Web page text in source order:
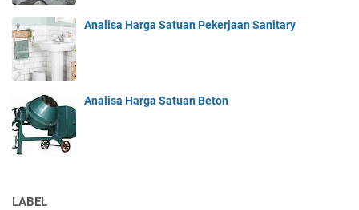
Analisa Harga Satuan Pekerjaan Sanitary
Analisa Harga Satuan Beton
LABEL